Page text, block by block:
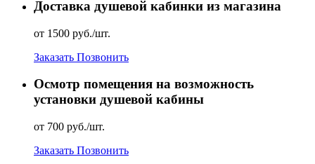
Доставка душевой кабинки из магазина
от 1500 руб./шт.
Заказать Позвонить
Осмотр помещения на возможность
установки душевой кабины
от 700 руб./шт.
Заказать Позвонить